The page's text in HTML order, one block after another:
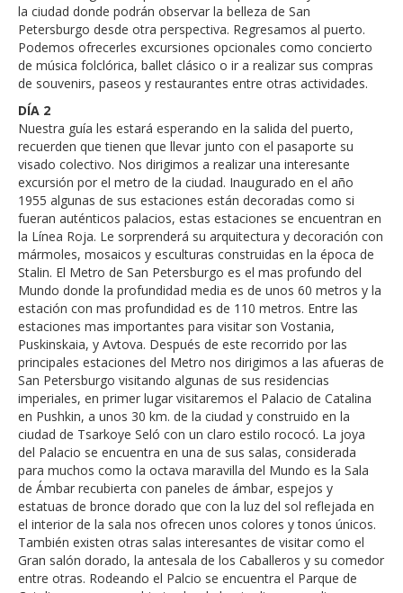
la ciudad donde podrán observar la belleza de San
Petersburgo desde otra perspectiva. Regresamos al puerto.
Podemos ofrecerles excursiones opcionales como concierto
de música folclórica, ballet clásico o ir a realizar sus compras
de souvenirs, paseos y restaurantes entre otras actividades.
DÍA 2
Nuestra guía les estará esperando en la salida del puerto,
recuerden que tienen que llevar junto con el pasaporte su
visado colectivo. Nos dirigimos a realizar una interesante
excursión por el metro de la ciudad. Inaugurado en el año
1955 algunas de sus estaciones están decoradas como si
fueran auténticos palacios, estas estaciones se encuentran en
la Línea Roja. Le sorprenderá su arquitectura y decoración con
mármoles, mosaicos y esculturas construidas en la época de
Stalin. El Metro de San Petersburgo es el mas profundo del
Mundo donde la profundidad media es de unos 60 metros y la
estación con mas profundidad es de 110 metros. Entre las
estaciones mas importantes para visitar son Vostania,
Puskinskaia, y Avtova. Después de este recorrido por las
principales estaciones del Metro nos dirigimos a las afueras de
San Petersburgo visitando algunas de sus residencias
imperiales, en primer lugar visitaremos el Palacio de Catalina
en Pushkin, a unos 30 km. de la ciudad y construido en la
ciudad de Tsarkoye Seló con un claro estilo rococó. La joya
del Palacio se encuentra en una de sus salas, considerada
para muchos como la octava maravilla del Mundo es la Sala
de Ámbar recubierta con paneles de ámbar, espejos y
estatuas de bronce dorado que con la luz del sol reflejada en
el interior de la sala nos ofrecen unos colores y tonos únicos.
También existen otras salas interesantes de visitar como el
Gran salón dorado, la antesala de los Caballeros y su comedor
entre otras. Rodeando el Palcio se encuentra el Parque de